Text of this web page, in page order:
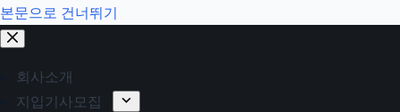
본문으로 건너뛰기
회사소개
지입기사모집